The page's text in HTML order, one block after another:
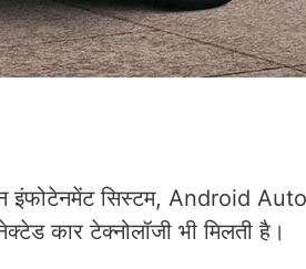
इंफोटेनमेंट सिस्टम, Android
कार टेक्नोलॉजी भी मिलती है।